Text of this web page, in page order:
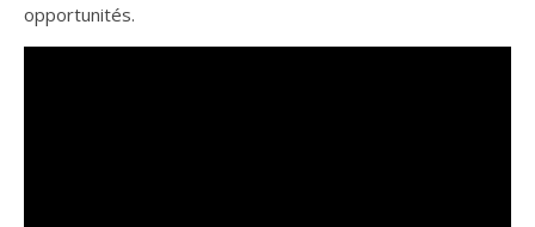
opportunités.